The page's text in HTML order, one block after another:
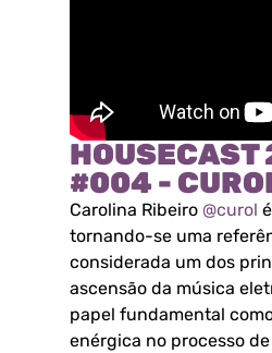
HOUSECAST
#004 -
Carolina Ribeiro @curol
tornando-se uma
considerada um dos
ascensão da música
papel fundamental
enérgica no processo